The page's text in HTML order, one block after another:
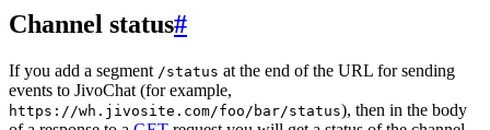
Channel status#
If you add a segment /status at the end of the URL for sending
events to JivoChat (for example,
https://wh.jivosite.com/foo/bar/status), then in the body